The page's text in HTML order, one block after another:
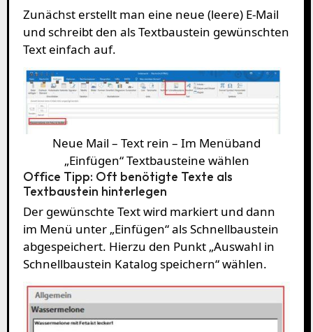
Zunächst erstellt man eine neue (leere) E-Mail
und schreibt den als Textbaustein gewünschten
Text einfach auf.
Neue Mail – Text rein – Im Menüband
„Einfügen“ Textbausteine wählen
Office Tipp: Oft benötigte Texte als
Textbaustein hinterlegen
Der gewünschte Text wird markiert und dann
im Menü unter „Einfügen“ als Schnellbaustein
abgespeichert. Hierzu den Punkt „Auswahl in
Schnellbaustein Katalog speichern“ wählen.